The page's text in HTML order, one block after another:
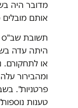
מדובר היה
אותם מובלים
תשובת שב"ס
היתה עדה
או לתחקורם.
ומהבירור
פרטניות".
טענות